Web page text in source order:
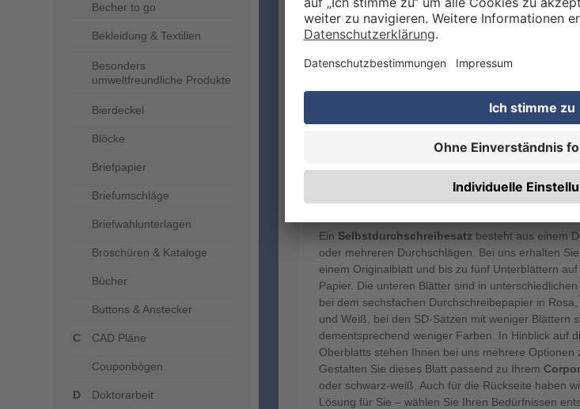
Becher to go
Bekleidung & Textilien
Besonders
umweltfreundliche Produkte
Bierdeckel
Blöcke
Briefpapier
Briefumschläge
Briefwahlunterlagen
Broschüren & Kataloge
Bücher
Buttons & Anstecker
CAD Pläne
Couponbögen
Doktorarbeit
WELCHES
ICH MIT EINEM
VERSEHEN LASSEN?
Ein Selbstdurchschreibesatz besteht aus einem
oder mehreren Durchschlägen. Bei uns erhalten
einem Originalblatt und bis zu fünf Unterblättern
Papier. Die unteren Blätter sind in
bei dem sechsfachen Durchschreibepapier in
und Weiß, bei den SD-Sätzen mit weniger Blättern
dementsprechend weniger Farben. In Hinblick auf
Oberblatts stehen Ihnen bei uns mehrere Optionen
Gestalten Sie dieses Blatt passend zu Ihrem
oder schwarz-weiß. Auch für die Rückseite haben
Lösung für Sie – wählen Sie Ihren Bedürfnissen